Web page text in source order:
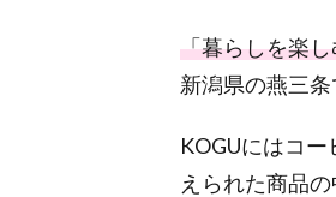
「暮らしを楽
新潟県の燕三条
KOGUにはコ
えられた商品